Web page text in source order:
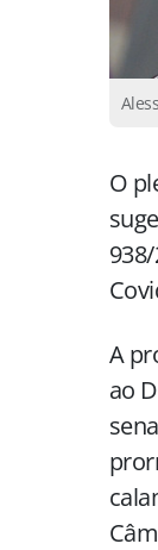
O
A
ao